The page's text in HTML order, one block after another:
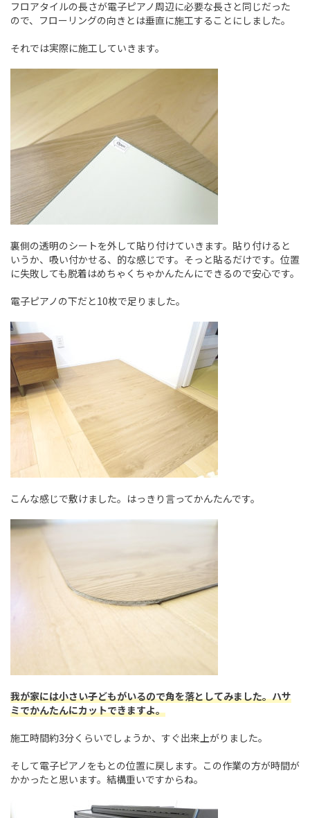
フロアタイルの長さが電子ピアノ周辺に必要な長さと同じだった
ので、フローリングの向きとは垂直に施工することにしました。
それでは実際に施工していきます。
裏側の透明のシートを外して貼り付けていきます。貼り付けると
いうか、吸い付かせる、的な感じです。そっと貼るだけです。位置
に失敗しても脱着はめちゃくちゃかんたんにできるので安心です。
電子ピアノの下だと10枚で足りました。
こんな感じで敷けました。はっきり言ってかんたんです。
我が家には小さい子どもがいるので角を落としてみました。ハサ
ミでかんたんにカットできますよ。
施工時間約3分くらいでしょうか、すぐ出来上がりました。
そして電子ピアノをもとの位置に戻します。この作業の方が時間が
かかったと思います。結構重いですからね。